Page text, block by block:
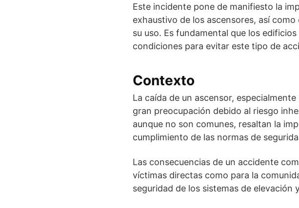
Este incidente pone de manifiesto la
exhaustivo de los ascensores, así
su uso. Es fundamental que los
condiciones para evitar este tipo de
Contexto
La caída de un ascensor,
gran preocupación debido al riesgo
aunque no son comunes, resaltan la
cumplimiento de las normas de
Las consecuencias de un accidente
víctimas directas como para la
seguridad de los sistemas de elevación